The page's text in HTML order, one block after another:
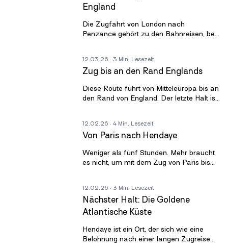
England
Die Zugfahrt von London nach
Penzance gehört zu den Bahnreisen, bei
geschäftigen
12.03.26 · 3 Min. Lesezeit
Zug bis an den Rand Englands
Diese Route führt von Mitteleuropa bis an
den Rand von England. Der letzte Halt ist
12.02.26 · 4 Min. Lesezeit
Von Paris nach Hendaye
Weniger als fünf Stunden. Mehr braucht
es nicht, um mit dem Zug von Paris bis
12.02.26 · 3 Min. Lesezeit
Nächster Halt: Die Goldene
Atlantische Küste
Hendaye ist ein Ort, der sich wie eine
Belohnung nach einer langen Zugreise